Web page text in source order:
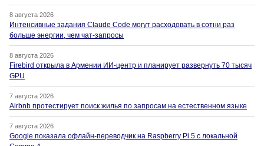
8 августа 2026
Интенсивные задания Claude Code могут расходовать в сотни раз
больше энергии, чем чат-запросы
8 августа 2026
Firebird открыла в Армении ИИ-центр и планирует развернуть 70 тысяч
GPU
7 августа 2026
Airbnb протестирует поиск жилья по запросам на естественном языке
7 августа 2026
Google показала офлайн-переводчик на Raspberry Pi 5 с локальной